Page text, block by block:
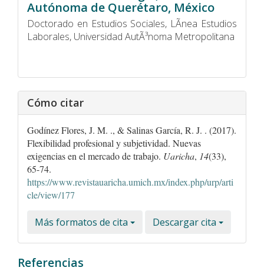
Autónoma de Querétaro, México
Doctorado en Estudios Sociales, LÃ­nea Estudios
Laborales, Universidad AutÃ³noma Metropolitana
Cómo citar
Godínez Flores, J. M. ., & Salinas García, R. J. . (2017).
Flexibilidad profesional y subjetividad. Nuevas
exigencias en el mercado de trabajo. Uaricha, 14(33),
65-74.
https://www.revistauaricha.umich.mx/index.php/urp/arti
cle/view/177
Más formatos de cita Descargar cita
Referencias